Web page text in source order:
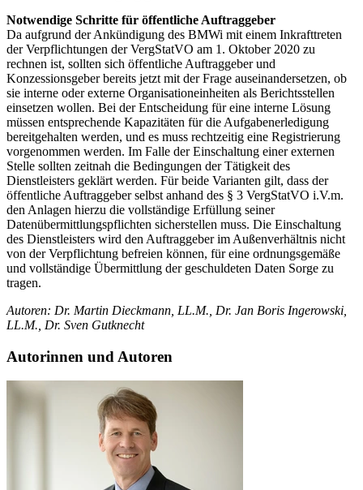
Notwendige Schritte für öffentliche Auftraggeber
Da aufgrund der Ankündigung des BMWi mit einem Inkrafttreten
der Verpflichtungen der VergStatVO am 1. Oktober 2020 zu
rechnen ist, sollten sich öffentliche Auftraggeber und
Konzessionsgeber bereits jetzt mit der Frage auseinandersetzen, ob
sie interne oder externe Organisationeinheiten als Berichtsstellen
einsetzen wollen. Bei der Entscheidung für eine interne Lösung
müssen entsprechende Kapazitäten für die Aufgabenerledigung
bereitgehalten werden, und es muss rechtzeitig eine Registrierung
vorgenommen werden. Im Falle der Einschaltung einer externen
Stelle sollten zeitnah die Bedingungen der Tätigkeit des
Dienstleisters geklärt werden. Für beide Varianten gilt, dass der
öffentliche Auftraggeber selbst anhand des § 3 VergStatVO i.V.m.
den Anlagen hierzu die vollständige Erfüllung seiner
Datenübermittlungspflichten sicherstellen muss. Die Einschaltung
des Dienstleisters wird den Auftraggeber im Außenverhältnis nicht
von der Verpflichtung befreien können, für eine ordnungsgemäße
und vollständige Übermittlung der geschuldeten Daten Sorge zu
tragen.
Autoren: Dr. Martin Dieckmann, LL.M., Dr. Jan Boris Ingerowski,
LL.M., Dr. Sven Gutknecht
Autorinnen und Autoren